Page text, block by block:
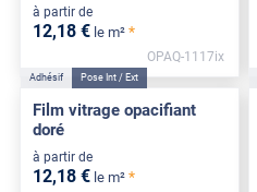
à partir de
12,18 € le m² *
OPAQ-1117ix
Adhésif Pose Int / Ext
Film vitrage opacifiant
doré
à partir de
12,18 € le m² *